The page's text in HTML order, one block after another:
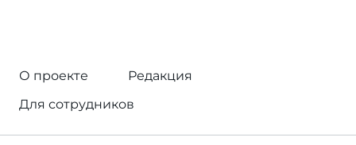
О проекте
Редакция
Для сотрудников